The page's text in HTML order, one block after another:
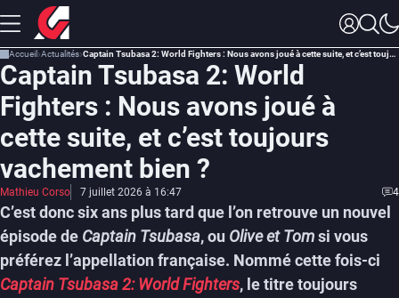
Accueil Actualités Captain Tsubasa 2: World Fighters : Nous avons joué à cette suite, et c’est toujours vachement bien ?
Captain Tsubasa 2: World
Fighters : Nous avons joué à
cette suite, et c’est toujours
vachement bien ?
Mathieu Corso 7 juillet 2026 à 16:47 4
C’est donc six ans plus tard que l’on retrouve un nouvel
épisode de Captain Tsubasa, ou Olive et Tomsi vous
préférez l’appellation française. Nommé cette fois-ci
Captain Tsubasa 2: World Fighters, le titre toujours